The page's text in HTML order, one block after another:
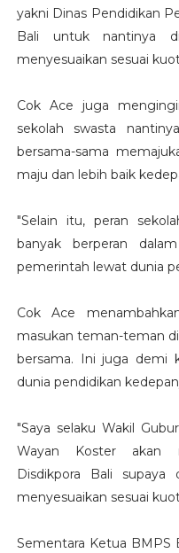
yakni Dinas Pendidikan
Bali untuk nantinya
menyesuaikan sesuai
Cok Ace juga
sekolah swasta
bersama-sama
maju dan lebih baik
"Selain itu, peran
banyak berperan
pemerintah lewat dunia
Cok Ace
masukan teman-teman
bersama. Ini juga demi
dunia pendidikan
"Saya selaku Wakil
Wayan Koster akan
Disdikpora Bali
menyesuaikan sesuai
Sementara Ketua BMPS